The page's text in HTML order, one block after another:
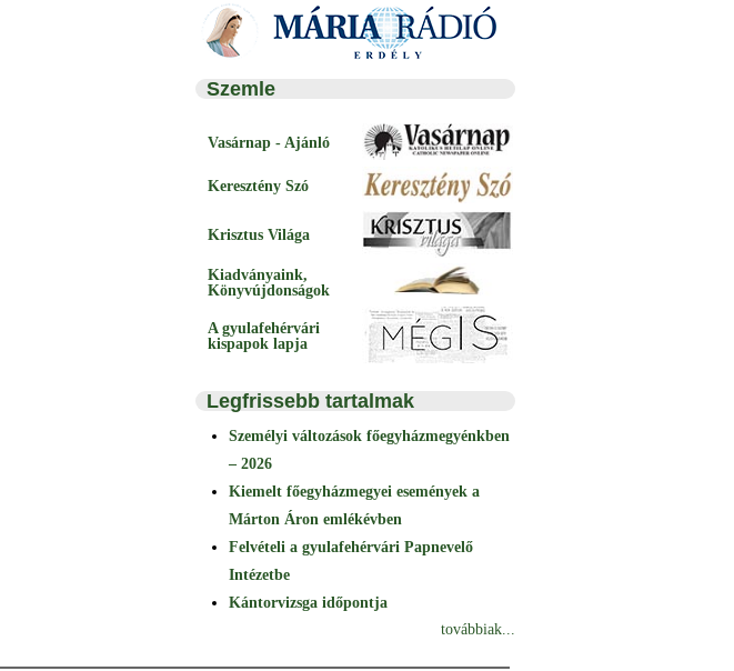
Szemle
Vasárnap - Ajánló
Keresztény Szó
Krisztus Világa
Kiadványaink,
Könyvújdonságok
A gyulafehérvári
kispapok lapja
Legfrissebb tartalmak
Személyi változások főegyházmegyénkben
– 2026
Kiemelt főegyházmegyei események a
Márton Áron emlékévben
Felvételi a gyulafehérvári Papnevelő
Intézetbe
Kántorvizsga időpontja
továbbiak...